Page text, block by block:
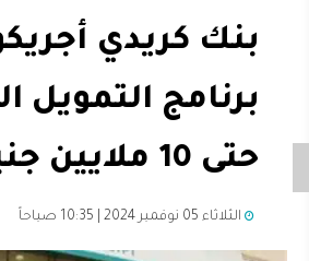
بنك كريدي
برنامج التمويل
حتى 10 ملايين جنيه
الثلاثاء 05 نوفمبر 2024 | 10:35 صباحاً